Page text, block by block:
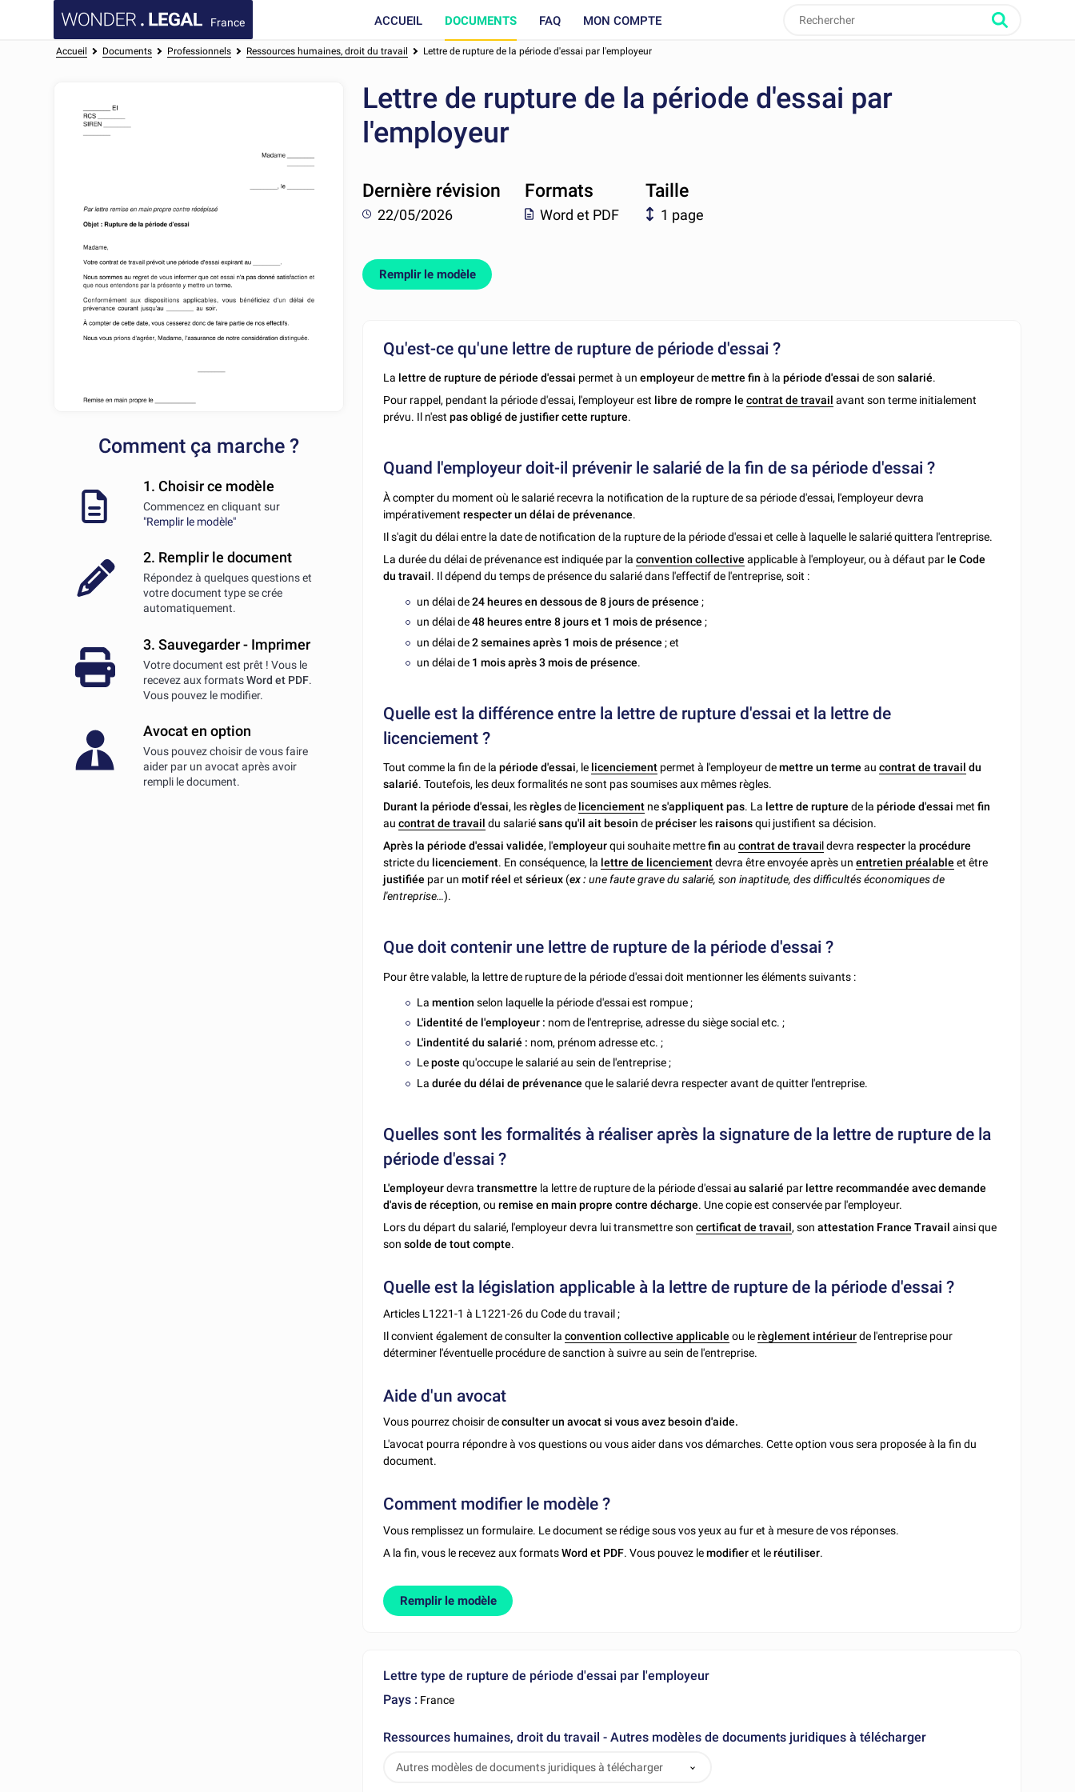
France ACCUEIL DOCUMENTS FAQ MON COMPTE
Accueil Documents Professionnels Ressources humaines, droit du travail Lettre de rupture de la période d'essai par l'employeur
Comment ça marche ?
1. Choisir ce modèle
Commencez en cliquant sur
"Remplir le modèle"
2. Remplir le document
Répondez à quelques questions et
votre document type se crée
automatiquement.
3. Sauvegarder - Imprimer
Votre document est prêt ! Vous le
recevez aux formatsWord et PDF.
Vous pouvez le modifier.
Avocat en option
Vous pouvez choisir de vous faire
aider par un avocat après avoir
rempli le document.
Lettre de rupture de la période d'essai par
l'employeur
Dernière révision
22/05/2026
Formats
Word et PDF
Taille
1 page
Remplir le modèle
Qu'est-ce qu'une lettre de rupture de période d'essai ?
La lettre de rupture de période d'essai permet à unemployeurdemettre fin à la période d'essaide sonsalarié.
Pour rappel, pendant la période d'essai, l'employeur est libre de rompre lecontrat de travail avant son terme initialement
prévu. Il n'estpas obligé de justifier cette rupture.
Quand l'employeur doit-il prévenir le salarié de la fin de sa période d'essai ?
À compter du moment où le salarié recevra la notification de la rupture de sa période d'essai, l'employeur devra
impérativement respecter un délai de prévenance.
Il s'agit du délai entre la date de notification de la rupture de la période d'essai et celle à laquelle le salarié quittera l'entreprise.
La durée du délai de prévenance est indiquée par laconvention collective applicable à l'employeur, ou à défaut par le Code
du travail. Il dépend du temps de présence du salarié dans l'effectif de l'entreprise, soit :
un délai de24 heures en dessous de 8 jours de présence ;
un délai de48 heures entre 8 jours et 1 mois de présence ;
un délai de2 semaines après 1 mois de présence ; et
un délai de 1 mois après 3 mois de présence.
Quelle est la différence entre la lettre de rupture d'essai et la lettre de
licenciement ?
Tout comme la fin de lapériode d'essai, le licenciement permet à l'employeur demettre un termeaucontrat de travail du
salarié. Toutefois, les deux formalités ne sont pas soumises aux mêmes règles.
Durant la période d'essai, lesrèglesde licenciement nes'appliquent pas. La lettre de rupturede la période d'essai metfin
au contrat de travail du salariésans qu'il ait besoin depréciser lesraisonsqui justifient sa décision.
Après la période d'essai validée, l'employeurqui souhaite mettrefinaucontrat de travaildevrarespecter laprocédure
stricte du licenciement. En conséquence, la lettre de licenciementdevra être envoyée après unentretien préalable et être
justifiée par un motif réel etsérieux (ex :une faute grave du salarié, son inaptitude, des difficultés économiques de
l'entreprise…).
Que doit contenir une lettre de rupture de la période d'essai ?
Pour être valable, la lettre de rupture de la période d'essai doit mentionner les éléments suivants :
La mention selon laquelle la période d'essai est rompue ;
L'identité de l'employeur : nom de l'entreprise, adresse du siège social etc. ;
L'indentité du salarié : nom, prénom adresse etc. ;
Leposte qu'occupe le salarié au sein de l'entreprise ;
Ladurée du délai de prévenanceque le salarié devra respecter avant de quitter l'entreprise.
Quelles sont les formalités à réaliser après la signature de la lettre de rupture de la
période d'essai ?
L'employeurdevra transmettre la lettre de rupture de la période d'essaiau salarié par lettre recommandée avec demande
d'avis de réception, ouremise en main propre contre décharge. Une copie est conservée par l'employeur.
Lors du départ du salarié, l'employeur devra lui transmettre soncertificat de travail, sonattestation France Travailainsi que
sonsolde de tout compte.
Quelle est la législation applicable à la lettre de rupture de la période d'essai ?
Articles L1221-1 à L1221-26 du Code du travail ;
Il convient également de consulter laconvention collective applicable ou lerèglement intérieurde l'entreprise pour
déterminer l'éventuelle procédure de sanction à suivre au sein de l'entreprise.
Aide d'un avocat
Vous pourrez choisir deconsulter un avocat si vous avez besoin d'aide.
L'avocat pourra répondre à vos questions ou vous aider dans vos démarches. Cette option vous sera proposée à la fin du
document.
Comment modifier le modèle ?
Vous remplissez un formulaire. Le document se rédige sous vos yeux au fur et à mesure de vos réponses.
A la fin, vous le recevez aux formatsWord et PDF. Vous pouvez lemodifieret leréutiliser.
Remplir le modèle
Lettre type de rupture de période d'essai par l'employeur
Pays : France
Ressources humaines, droit du travail - Autres modèles de documents juridiques à télécharger
Autres modèles de documents juridiques à télécharger